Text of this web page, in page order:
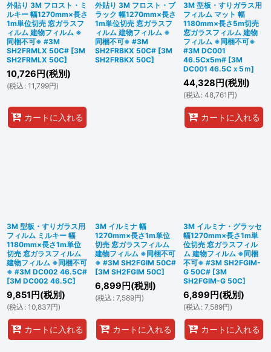
外貼り 3M フロスト・ミ
ルキー 幅1270mm×長さ
1m単位切売 窓ガラスフ
ィルム 建物フィルム ※
同梱不可※ #3M
SH2FRMLX 50C# [3M
SH2FRMLX 50C]
10,726 円(税別)
(税込 : 11,799円)
カートに入れる
外貼り 3M フロスト・ブ
ラック 幅1270mm×長さ
1m単位切売 窓ガラスフ
ィルム 建物フィルム ※
同梱不可※ #3M
SH2FRBKX 50C# [3M
SH2FRBKX 50C]
3M 型板・すりガラス用
フィルム マット 幅
1180mm×長さ5m切売
窓ガラスフィルム 建物
フィルム ※同梱不可※
#3M DC001
46.5Cx5m# [3M
DC001 46.5Cｘ5ｍ]
44,328 円(税別)
(税込 : 48,761 円)
カートに入れる
3M 型板・すりガラス用
フィルム ミルキー 幅
1180mm×長さ1m単位
切売 窓ガラスフィルム
建物フィルム ※同梱不可
※ #3M DC002 46.5C#
[3M DC002 46.5C]
9,851 円(税別)
(税込 : 10,837円)
カートに入れる
3M イルミナ 幅
1270mm×長さ1m単位
切売 窓ガラスフィルム
建物フィルム ※同梱不可
※ #3M SH2FGIM 50C#
[3M SH2FGIM 50C]
6,899 円(税別)
(税込 : 7,589円)
カートに入れる
3M イルミナ・グラッセ
幅1270mm×長さ1m単
位切売 窓ガラスフィル
ム 建物フィルム ※同梱
不可※ #3M SH2FGIM-
G 50C# [3M
SH2FGIM-G 50C]
6,899 円(税別)
(税込 : 7,589円)
カートに入れる